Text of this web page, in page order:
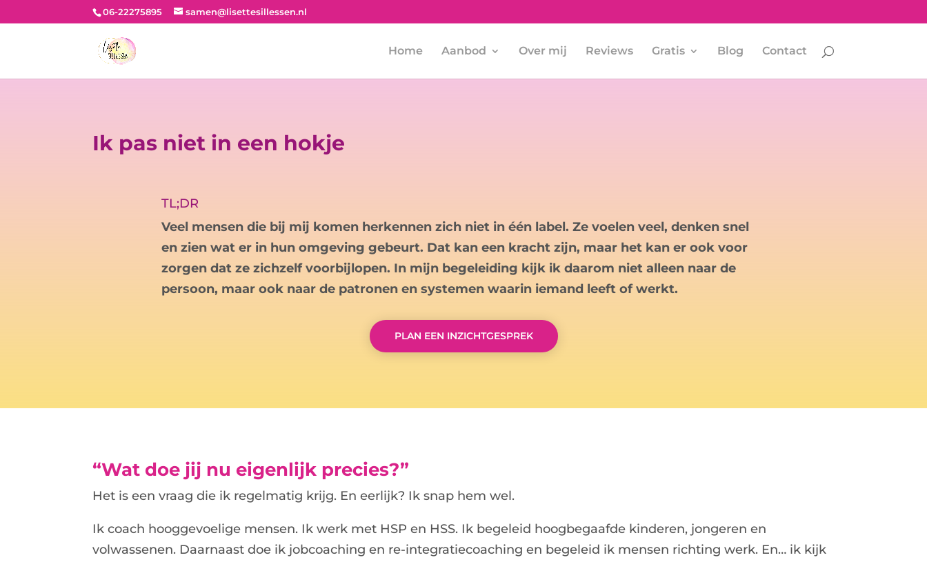
06-22275895 samen@lisettesillessen.nl
Home Aanbod Over mij Reviews Gratis Blog Contact
Ik pas niet in een hokje
TL;DR
Veel mensen die bij mij komen herkennen zich niet in één label. Ze voelen veel, denken snel
en zien wat er in hun omgeving gebeurt. Dat kan een kracht zijn, maar het kan er ook voor
zorgen dat ze zichzelf voorbijlopen. In mijn begeleiding kijk ik daarom niet alleen naar de
persoon, maar ook naar de patronen en systemen waarin iemand leeft of werkt.
PLAN EEN INZICHTGESPREK
“Wat doe jij nu eigenlijk precies?”
Het is een vraag die ik regelmatig krijg. En eerlijk? Ik snap hem wel.
Ik coach hooggevoelige mensen. Ik werk met HSP en HSS. Ik begeleid hoogbegaafde kinderen, jongeren en
volwassenen. Daarnaast doe ik jobcoaching en re-integratiecoaching en begeleid ik mensen richting werk. En… ik kijk